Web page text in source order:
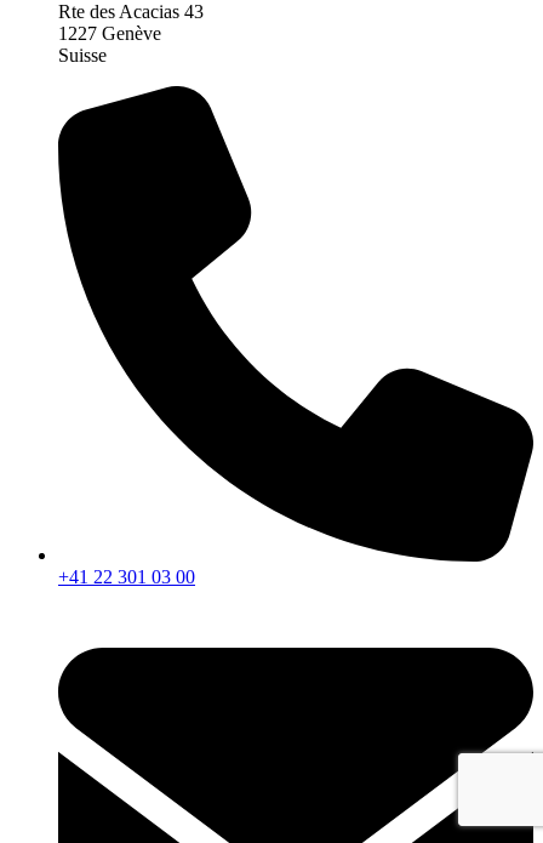
Rte des Acacias 43
1227 Genève
Suisse
+41 22 301 03 00